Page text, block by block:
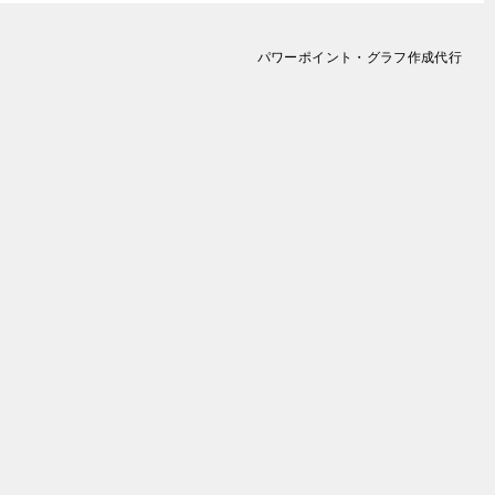
パワーポイント・グラフ作成代行